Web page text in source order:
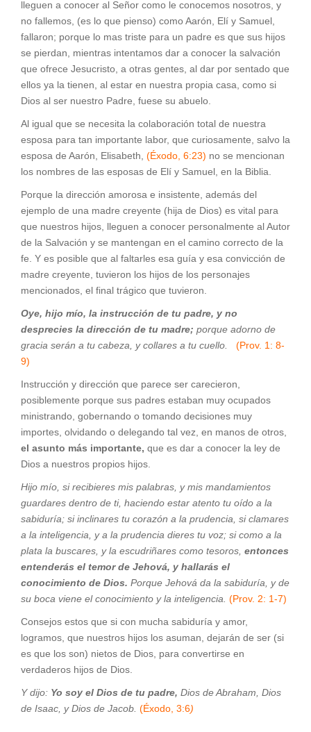
lleguen a conocer al Señor como le conocemos nosotros, y
no fallemos, (es lo que pienso) como Aarón, Elí y Samuel,
fallaron; porque lo mas triste para un padre es que sus hijos
se pierdan, mientras intentamos dar a conocer la salvación
que ofrece Jesucristo, a otras gentes, al dar por sentado que
ellos ya la tienen, al estar en nuestra propia casa, como si
Dios al ser nuestro Padre, fuese su abuelo.
Al igual que se necesita la colaboración total de nuestra
esposa para tan importante labor, que curiosamente, salvo la
esposa de Aarón, Elisabeth, (Éxodo, 6:23) no se mencionan
los nombres de las esposas de Elí y Samuel, en la Biblia.
Porque la dirección amorosa e insistente, además del
ejemplo de una madre creyente (hija de Dios) es vital para
que nuestros hijos, lleguen a conocer personalmente al Autor
de la Salvación y se mantengan en el camino correcto de la
fe. Y es posible que al faltarles esa guía y esa convicción de
madre creyente, tuvieron los hijos de los personajes
mencionados, el final trágico que tuvieron.
Oye, hijo mío, la instrucción de tu padre, y no
desprecies la dirección de tu madre; porque adorno de
gracia serán a tu cabeza, y collares a tu cuello.
(Prov. 1: 8-
9)
Instrucción y dirección que parece ser carecieron,
posiblemente porque sus padres estaban muy ocupados
ministrando, gobernando o tomando decisiones muy
importes, olvidando o delegando tal vez, en manos de otros,
el asunto más importante, que es dar a conocer la ley de
Dios a nuestros propios hijos.
Hijo mío, si recibieres mis palabras, y mis mandamientos
guardares dentro de ti, haciendo estar atento tu oído a la
sabiduría; si inclinares tu corazón a la prudencia, si clamares
a la inteligencia, y a la prudencia dieres tu voz; si como a la
plata la buscares, y la escudriñares como tesoros, entonces
entenderás el temor de Jehová, y hallarás el
conocimiento de Dios. Porque Jehová da la sabiduría, y de
su boca viene el conocimiento y la inteligencia. (Prov. 2: 1-7)
Consejos estos que si con mucha sabiduría y amor,
logramos, que nuestros hijos los asuman, dejarán de ser (si
es que los son) nietos de Dios, para convertirse en
verdaderos hijos de Dios.
Y dijo: Yo soy el Dios de tu padre, Dios de Abraham, Dios
de Isaac, y Dios de Jacob. (Éxodo, 3:6)